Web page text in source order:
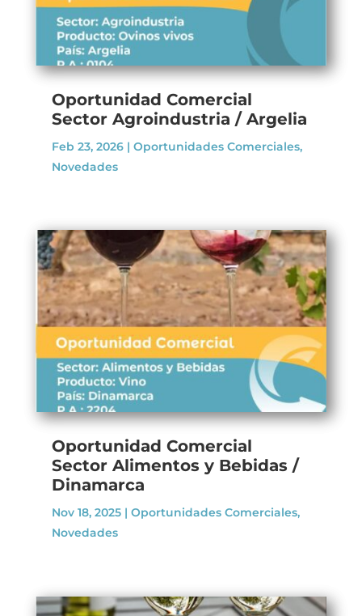
Oportunidad Comercial
Sector Agroindustria / Argelia
Feb 23, 2026| Oportunidades Comerciales,
Novedades
Oportunidad Comercial
Sector Alimentos y Bebidas /
Dinamarca
Nov 18, 2025| Oportunidades Comerciales,
Novedades